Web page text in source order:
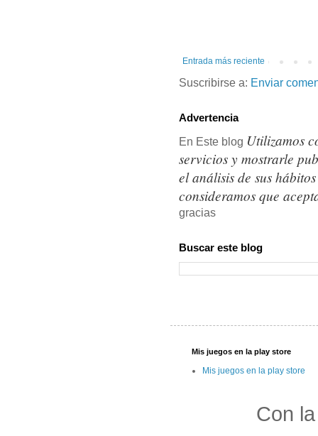
Entrada más reciente
Suscribirse a: Enviar
Advertencia
En Este blog Utilizamos
servicios y mostrarle
el análisis de sus
consideramos que
gracias
Buscar este blog
Mis juegos en la play store
Mis juegos en la play store
Con